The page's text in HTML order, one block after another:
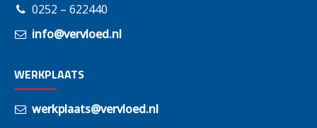
0252 – 622440
info@vervloed.nl
WERKPLAATS
werkplaats@vervloed.nl